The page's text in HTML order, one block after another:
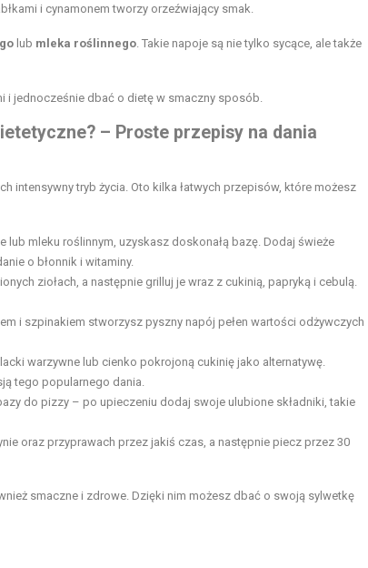
i cynamonem tworzy orzeźwiający smak.
lub mleka roślinnego . Takie napoje są nie tylko sycące, ale także
jednocześnie dbać o dietę w smaczny sposób.
– Proste przepisy na dania
intensywny tryb życia. Oto kilka łatwych przepisów, które możesz
lub mleku roślinnym, uzyskasz doskonałą bazę. Dodaj świeże
o błonnik i witaminy.
ziołach, a następnie grilluj je wraz z cukinią, papryką i cebulą.
i szpinakiem stworzysz pyszny napój pełen wartości odżywczych
warzywne lub cienko pokrojoną cukinię jako alternatywę.
tego popularnego dania.
do pizzy – po upieczeniu dodaj swoje ulubione składniki, takie
oraz przyprawach przez jakiś czas, a następnie piecz przez 30
smaczne i zdrowe. Dzięki nim możesz dbać o swoją sylwetkę